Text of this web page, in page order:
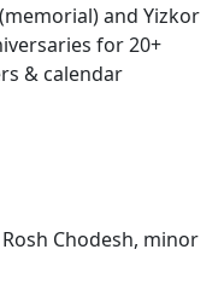
and Yizkor
for 20+
& calendar
Chodesh, minor